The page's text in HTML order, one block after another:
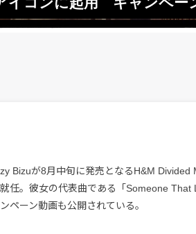
Bizuが8月中旬に発売となるH&M Divided
任。彼女の代表曲である「Someone That
ペーン動画も公開されている。